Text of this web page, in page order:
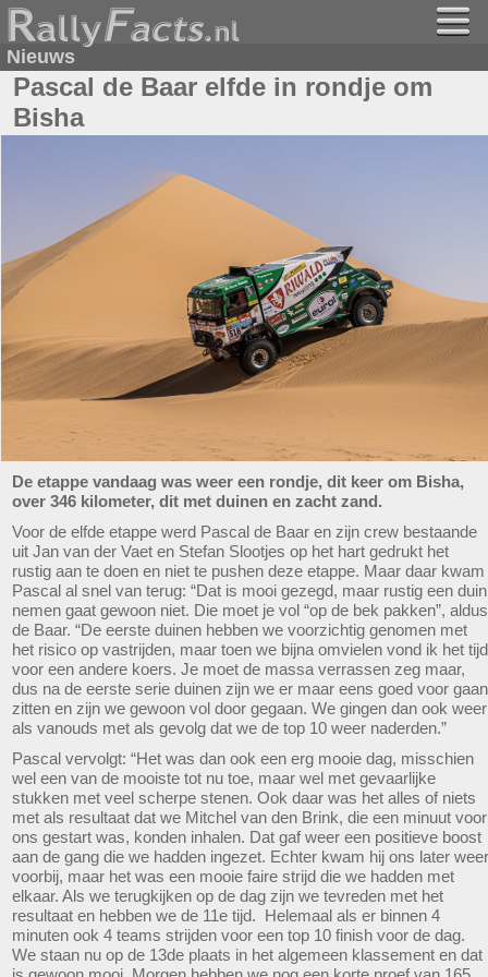
Nieuws
Pascal de Baar elfde in rondje om
Bisha
De etappe vandaag was weer een rondje, dit keer om Bisha,
over 346 kilometer, dit met duinen en zacht zand.
Voor de elfde etappe werd Pascal de Baar en zijn crew bestaande
uit Jan van der Vaet en Stefan Slootjes op het hart gedrukt het
rustig aan te doen en niet te pushen deze etappe. Maar daar kwam
Pascal al snel van terug: “Dat is mooi gezegd, maar rustig een duin
nemen gaat gewoon niet. Die moet je vol “op de bek pakken”, aldus
de Baar. “De eerste duinen hebben we voorzichtig genomen met
het risico op vastrijden, maar toen we bijna omvielen vond ik het tijd
voor een andere koers. Je moet de massa verrassen zeg maar,
dus na de eerste serie duinen zijn we er maar eens goed voor gaan
zitten en zijn we gewoon vol door gegaan. We gingen dan ook weer
als vanouds met als gevolg dat we de top 10 weer naderden.”
Pascal vervolgt: “Het was dan ook een erg mooie dag, misschien
wel een van de mooiste tot nu toe, maar wel met gevaarlijke
stukken met veel scherpe stenen. Ook daar was het alles of niets
met als resultaat dat we Mitchel van den Brink, die een minuut voor
ons gestart was, konden inhalen. Dat gaf weer een positieve boost
aan de gang die we hadden ingezet. Echter kwam hij ons later weer
voorbij, maar het was een mooie faire strijd die we hadden met
elkaar. Als we terugkijken op de dag zijn we tevreden met het
resultaat en hebben we de 11e tijd. Helemaal als er binnen 4
minuten ook 4 teams strijden voor een top 10 finish voor de dag.
We staan nu op de 13de plaats in het algemeen klassement en dat